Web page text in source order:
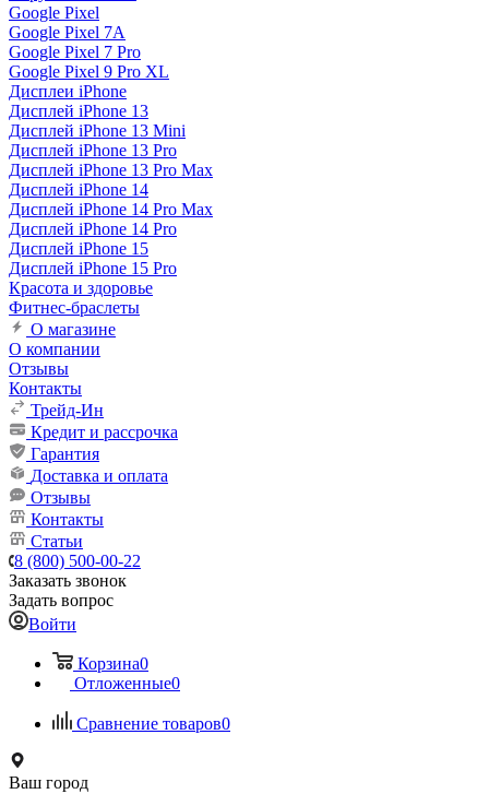
Google Pixel
Google Pixel 7А
Google Pixel 7 Pro
Google Pixel 9 Pro XL
Дисплеи iPhone
Дисплей iPhone 13
Дисплей iPhone 13 Mini
Дисплей iPhone 13 Pro
Дисплей iPhone 13 Pro Max
Дисплей iPhone 14
Дисплей iPhone 14 Pro Max
Дисплей iPhone 14 Pro
Дисплей iPhone 15
Дисплей iPhone 15 Pro
Красота и здоровье
Фитнес-браслеты
О магазине
О компании
Отзывы
Контакты
Трейд-Ин
Кредит и рассрочка
Гарантия
Доставка и оплата
Отзывы
Контакты
Статьи
8 (800) 500-00-22
Заказать звонок
Задать вопрос
Войти
Корзина0
Отложенные0
Сравнение товаров0
Ваш город